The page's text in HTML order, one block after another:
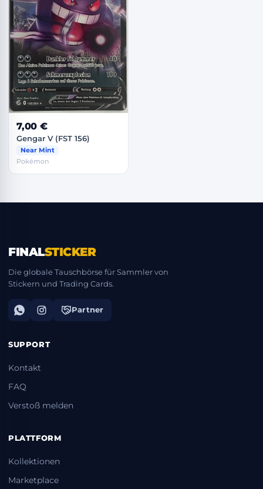
7,00 €
Gengar V (FST 156)
Near Mint
Pokémon
FINALSTICKER
Die globale Tauschbörse für Sammler von
Stickern und Trading Cards.
Partner
SUPPORT
Kontakt
FAQ
Verstoß melden
PLATTFORM
Kollektionen
Marketplace